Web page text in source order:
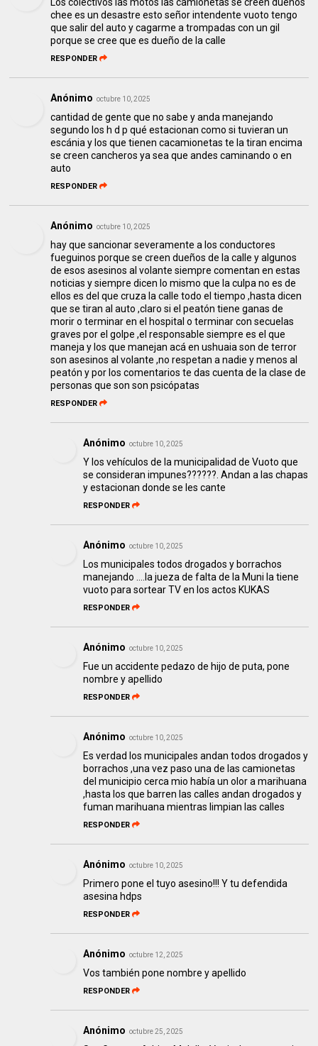
Los colectivos las motos las camionetas se creen dueños
chee es un desastre esto señor intendente vuoto tengo
que salir del auto y cagarme a trompadas con un gil
porque se cree que es dueño de la calle
RESPONDER
Anónimo octubre 10, 2025
cantidad de gente que no sabe y anda manejando
segundo los h d p qué estacionan como si tuvieran un
escánia y los que tienen cacamionetas te la tiran encima
se creen cancheros ya sea que andes caminando o en
auto
RESPONDER
Anónimo octubre 10, 2025
hay que sancionar severamente a los conductores
fueguinos porque se creen dueños de la calle y algunos
de esos asesinos al volante siempre comentan en estas
noticias y siempre dicen lo mismo que la culpa no es de
ellos es del que cruza la calle todo el tiempo ,hasta dicen
que se tiran al auto ,claro si el peatón tiene ganas de
morir o terminar en el hospital o terminar con secuelas
graves por el golpe ,el responsable siempre es el que
maneja y los que manejan acá en ushuaia son de terror
son asesinos al volante ,no respetan a nadie y menos al
peatón y por los comentarios te das cuenta de la clase de
personas que son son psicópatas
RESPONDER
Anónimo octubre 10, 2025
Y los vehículos de la municipalidad de Vuoto que
se consideran impunes??????. Andan a las chapas
y estacionan donde se les cante
RESPONDER
Anónimo octubre 10, 2025
Los municipales todos drogados y borrachos
manejando ….la jueza de falta de la Muni la tiene
vuoto para sortear TV en los actos KUKAS
RESPONDER
Anónimo octubre 10, 2025
Fue un accidente pedazo de hijo de puta, pone
nombre y apellido
RESPONDER
Anónimo octubre 10, 2025
Es verdad los municipales andan todos drogados y
borrachos ,una vez paso una de las camionetas
del municipio cerca mio había un olor a marihuana
,hasta los que barren las calles andan drogados y
fuman marihuana mientras limpian las calles
RESPONDER
Anónimo octubre 10, 2025
Primero pone el tuyo asesino!!! Y tu defendida
asesina hdps
RESPONDER
Anónimo octubre 12, 2025
Vos también pone nombre y apellido
RESPONDER
Anónimo octubre 25, 2025